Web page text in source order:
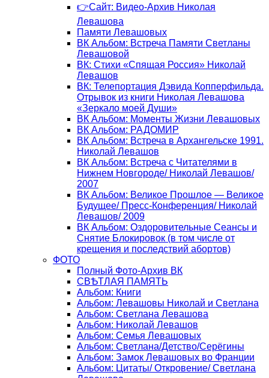
👉Сайт: Видео-Архив Николая
Левашова
Памяти Левашовых
ВК Альбом: Встреча Памяти Светланы
Левашовой
ВК: Стихи «Спящая Россия» Николай
Левашов
ВК: Телепортация Дэвида Копперфильда.
Отрывок из книги Николая Левашова
«Зеркало моей Души»
ВК Альбом: Моменты Жизни Левашовых
ВК Альбом: РАДОМИР
ВК Альбом: Встреча в Архангельске 1991.
Николай Левашов
ВК Альбом: Встреча с Читателями в
Нижнем Новгороде/ Николай Левашов/
2007
ВК Альбом: Великое Прошлое — Великое
Будущее/ Пресс-Конференция/ Николай
Левашов/ 2009
ВК Альбом: Оздоровительные Сеансы и
Снятие Блокировок (в том числе от
крещения и последствий абортов)
ФОТО
Полный Фото-Архив ВК
СВѢТЛАЯ ПАМЯТЬ
Альбом: Книги
Альбом: Левашовы Николай и Светлана
Альбом: Светлана Левашова
Альбом: Николай Левашов
Альбом: Семья Левашовых
Альбом: Светлана/Детство/Серёгины
Альбом: Замок Левашовых во Франции
Альбом: Цитаты/ Откровение/ Светлана